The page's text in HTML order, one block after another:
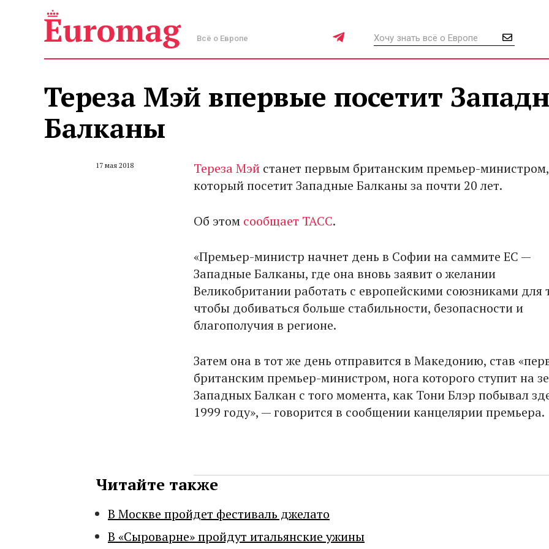
Всё о Европе
Тереза Мэй впервые посетит
Балканы
17 мая 2018 Тереза Мэй станет первым британским премьер-министром,
который посетит Западные Балканы за почти 20 лет.
Об этом сообщает ТАСС.
«Премьер-министр начнет день в Софии на саммите ЕС —
Западные Балканы, где она вновь заявит о желании
Великобритании работать с европейскими союзниками для
чтобы добиваться больше стабильности, безопасности и
благополучия в регионе.
Затем она в тот же день отправится в Македонию, став
британским премьер-министром, нога которого ступит на
Западных Балкан с того момента, как Тони Блэр побывал
1999 году», — говорится в сообщении канцелярии премьера.
Читайте также
В Москве пройдет фестиваль джелато
В «Сыроварне» пройдут итальянские ужины